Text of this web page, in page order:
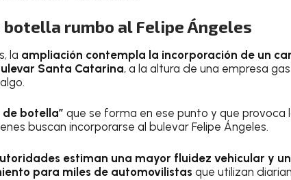
rumbo al Felipe Ángeles
la ampliación contempla la incorporación de un
Santa Catarina, a la altura de una empresa
de botella” que se forma en ese punto y que provoca
buscan incorporarse al bulevar Felipe Ángeles.
estiman una mayor fluidez vehicular y
para miles de automovilistas que utilizan